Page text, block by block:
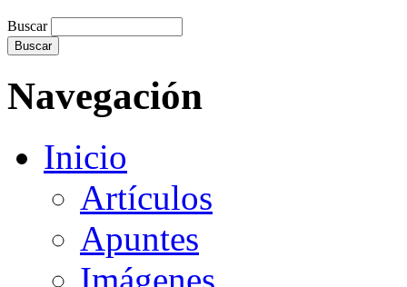
Buscar
Navegación
Inicio
Artículos
Apuntes